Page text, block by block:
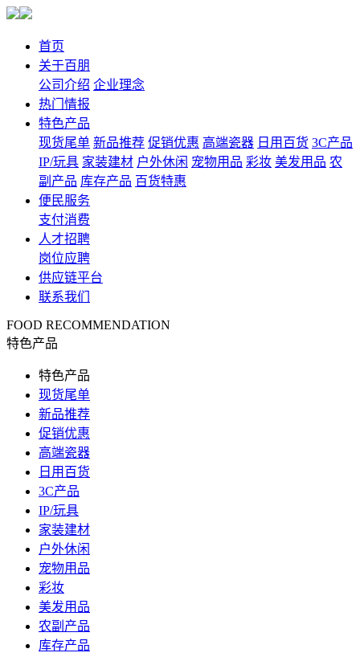
首页
关于百朋
公司介绍 企业理念
热门情报
特色产品
现货尾单 新品推荐 促销优惠 高端瓷器 日用百货 3C产品
IP/玩具 家装建材 户外休闲 宠物用品 彩妆 美发用品 农
副产品 库存产品 百货特惠
便民服务
支付消费
人才招聘
岗位应聘
供应链平台
联系我们
FOOD RECOMMENDATION
特色产品
特色产品
现货尾单
新品推荐
促销优惠
高端瓷器
日用百货
3C产品
IP/玩具
家装建材
户外休闲
宠物用品
彩妆
美发用品
农副产品
库存产品